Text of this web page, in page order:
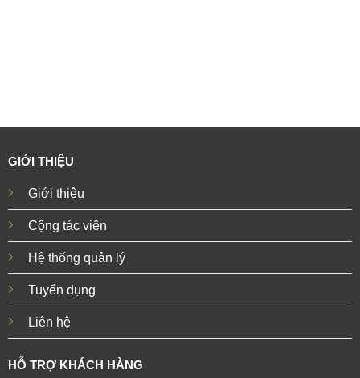
GIỚI THIỆU
Giới thiệu
Cộng tác viên
Hệ thống quản lý
Tuyển dụng
Liên hệ
HỖ TRỢ KHÁCH HÀNG